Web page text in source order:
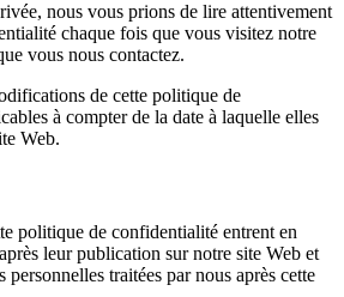
nous vous prions de lire attentivement
chaque fois que vous visitez notre
vous nous contactez.
de cette politique de
à compter de la date à laquelle elles
Web.
politique de confidentialité entrent en
leur publication sur notre site Web et
personnelles traitées par nous après cette